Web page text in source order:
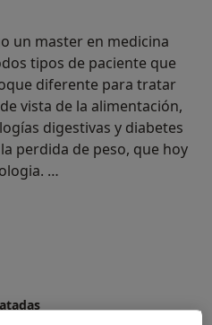
un master en medicina
tipos de paciente que
diferente para tratar
vista de la alimentación,
digestivas y diabetes
perdida de peso, que hoy
no trabajo con
los programa
estudios cientificos,
con el paciente
programa y en mi y que